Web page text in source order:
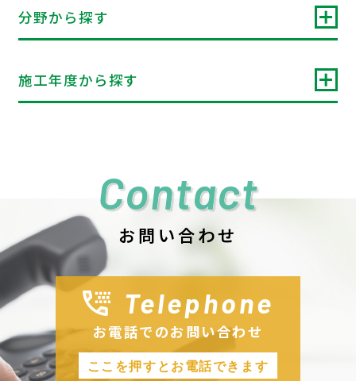
分野から探す
施工年度から探す
Contact
お問い合わせ
Telephone
お電話でのお問い合わせ